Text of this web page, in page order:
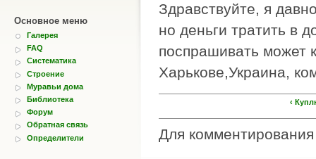
Основное меню
Галерея
FAQ
Систематика
Строение
Муравьи дома
Библиотека
Форум
Обратная связь
Определители
Здравствуйте, я
но деньги тратить в
поспрашивать может
Харькове,Украина,
‹
Для